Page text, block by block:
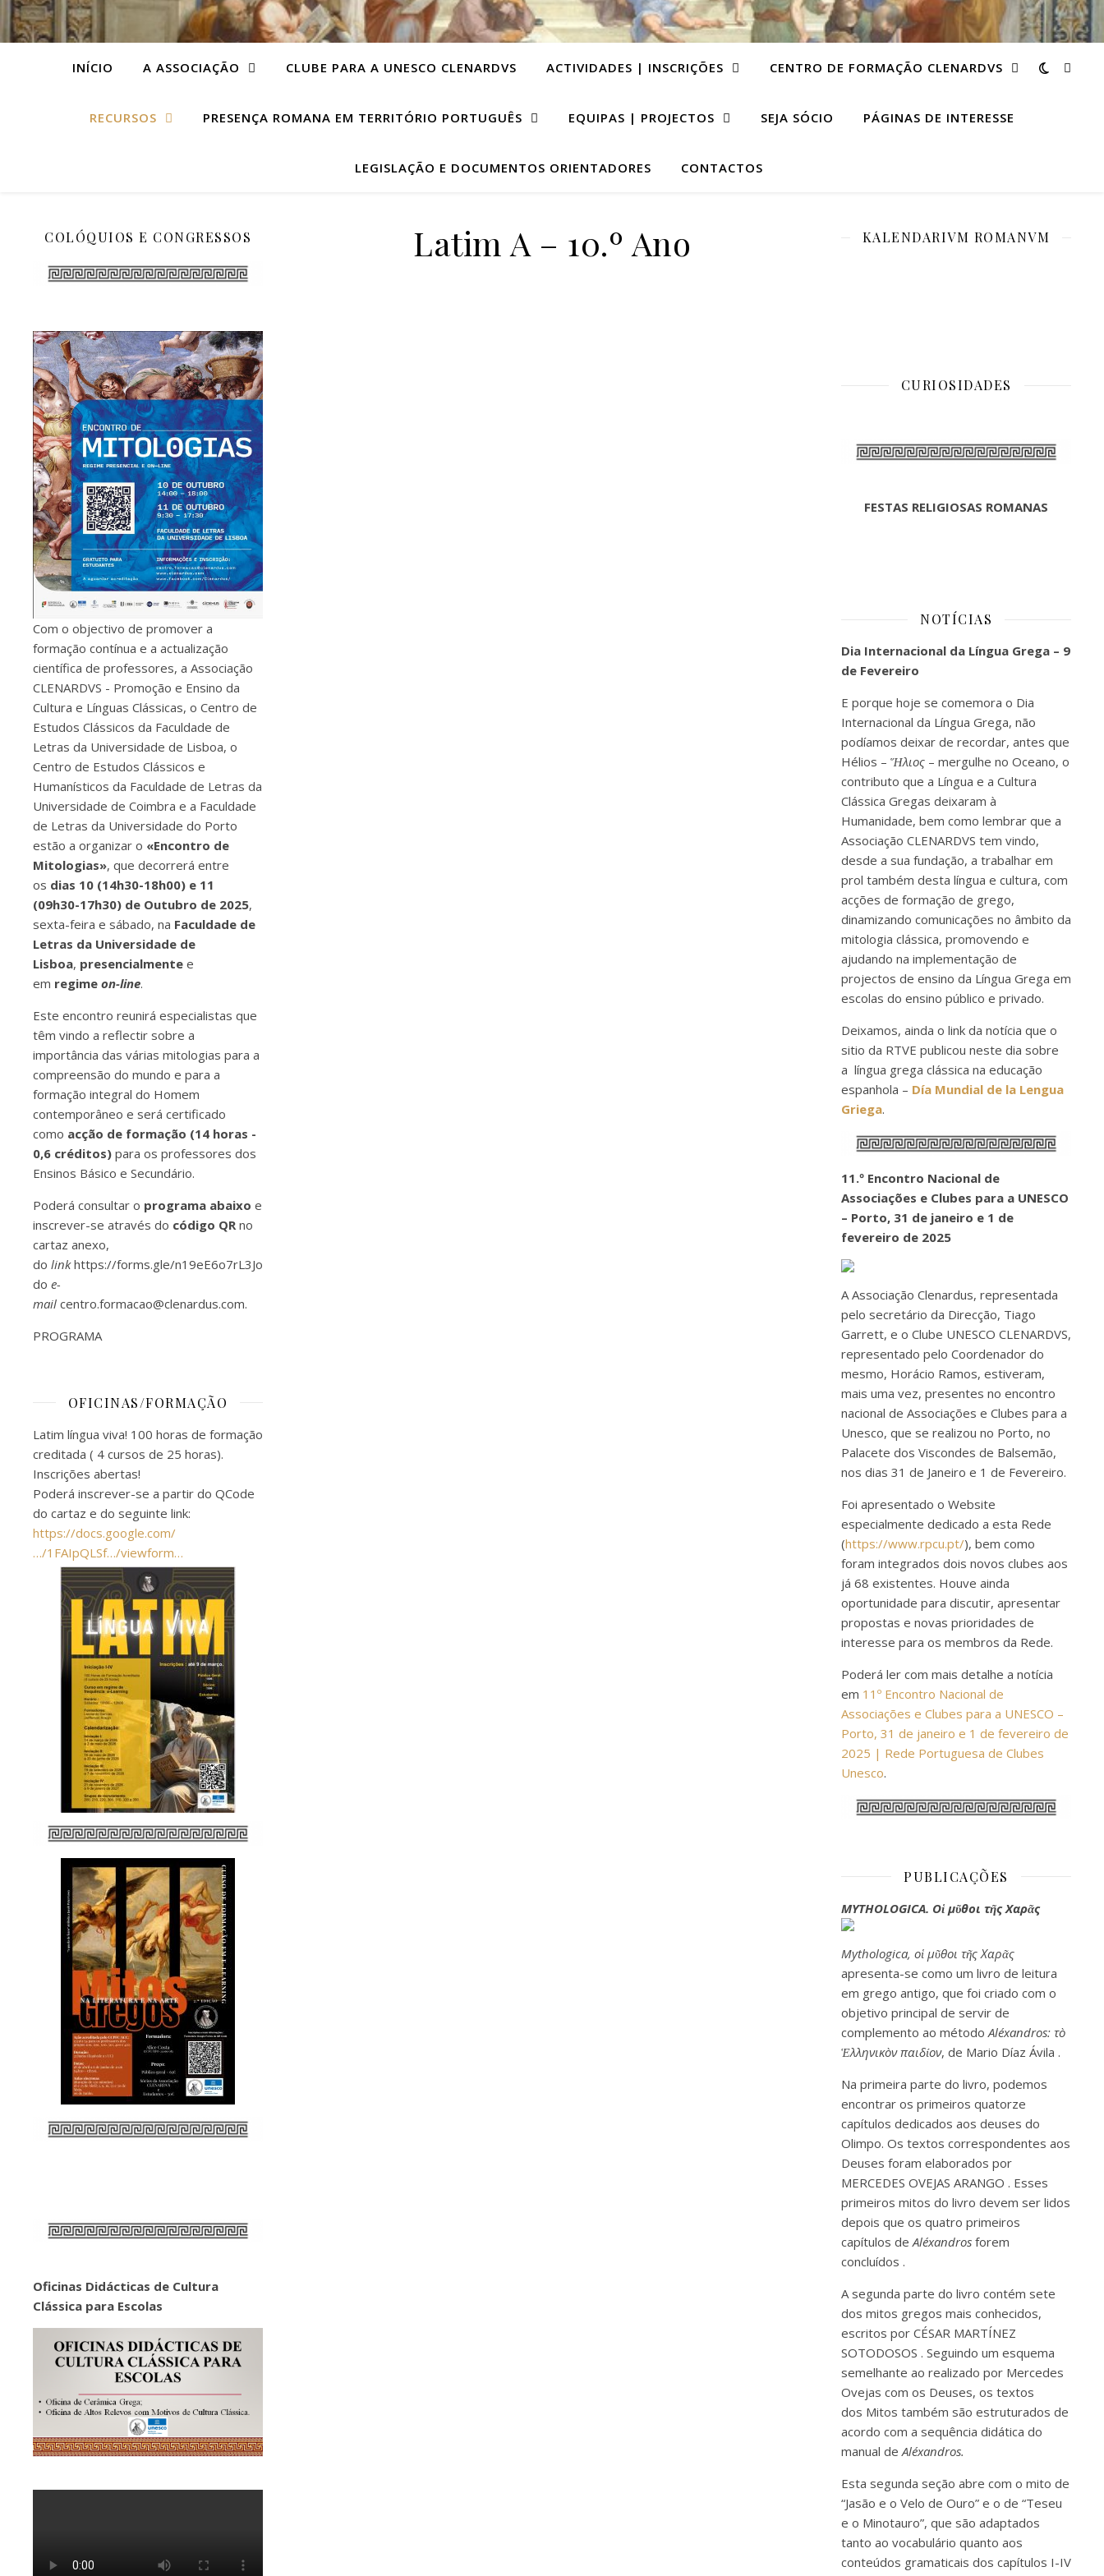
INÍCIO A ASSOCIAÇÃO CLUBE PARA A UNESCO CLENARDVS ACTIVIDADES | INSCRIÇÕES CENTRO DE FORMAÇÃO CLENARDVS
RECURSOS PRESENÇA ROMANA EM TERRITÓRIO PORTUGUÊS EQUIPAS | PROJECTOS SEJA SÓCIO PÁGINAS DE INTERESSE
LEGISLAÇÃO E DOCUMENTOS ORIENTADORES CONTACTOS
COLÓQUIOS E CONGRESSOS
Com o objectivo de promover a
formação contínua e a actualização
científica de professores, a Associação
CLENARDVS - Promoção e Ensino da
Cultura e Línguas Clássicas, o Centro de
Estudos Clássicos da Faculdade de
Letras da Universidade de Lisboa, o
Centro de Estudos Clássicos e
Humanísticos da Faculdade de Letras da
Universidade de Coimbra e a Faculdade
de Letras da Universidade do Porto
estão a organizar o «Encontro de
Mitologias», que decorrerá entre
os dias 10 (14h30-18h00) e 11
(09h30-17h30) de Outubro de 2025,
sexta-feira e sábado, na Faculdade de
Letras da Universidade de
Lisboa, presencialmente e
em regime on-line.
Este encontro reunirá especialistas que
têm vindo a reflectir sobre a
importância das várias mitologias para a
compreensão do mundo e para a
formação integral do Homem
contemporâneo e será certificado
como acção de formação (14 horas -
0,6 créditos) para os professores dos
Ensinos Básico e Secundário.
Poderá consultar o programa abaixo e
inscrever-se através do código QR no
cartaz anexo,
do linkhttps://forms.gle/n19eE6o7rL3JoQCk7
do e-
mail centro.formacao@clenardus.com.
PROGRAMA
OFICINAS/FORMAÇÃO
Latim língua viva! 100 horas de formação
creditada ( 4 cursos de 25 horas).
Inscrições abertas!
Poderá inscrever-se a partir do QCode
do cartaz e do seguinte link:
https://docs.google.com/
…/1FAIpQLSf…/viewform…
Oficinas Didácticas de Cultura
Clássica para Escolas
Latim A – 10.º Ano KALENDARIVM ROMANVM
CURIOSIDADES
FESTAS RELIGIOSAS ROMANAS
NOTÍCIAS
Dia Internacional da Língua Grega – 9
de Fevereiro
E porque hoje se comemora o Dia
Internacional da Língua Grega, não
podíamos deixar de recordar, antes que
Hélios – Ἥλιος – mergulhe no Oceano, o
contributo que a Língua e a Cultura
Clássica Gregas deixaram à
Humanidade, bem como lembrar que a
Associação CLENARDVS tem vindo,
desde a sua fundação, a trabalhar em
prol também desta língua e cultura, com
acções de formação de grego,
dinamizando comunicações no âmbito da
mitologia clássica, promovendo e
ajudando na implementação de
projectos de ensino da Língua Grega em
escolas do ensino público e privado.
Deixamos, ainda o link da notícia que o
sitio da RTVE publicou neste dia sobre
a língua grega clássica na educação
espanhola – Día Mundial de la Lengua
Griega.
11.º Encontro Nacional de
Associações e Clubes para a UNESCO
– Porto, 31 de janeiro e 1 de
fevereiro de 2025
A Associação Clenardus, representada
pelo secretário da Direcção, Tiago
Garrett, e o Clube UNESCO CLENARDVS,
representado pelo Coordenador do
mesmo, Horácio Ramos, estiveram,
mais uma vez, presentes no encontro
nacional de Associações e Clubes para a
Unesco, que se realizou no Porto, no
Palacete dos Viscondes de Balsemão,
nos dias 31 de Janeiro e 1 de Fevereiro.
Foi apresentado o Website
especialmente dedicado a esta Rede
(https://www.rpcu.pt/), bem como
foram integrados dois novos clubes aos
já 68 existentes. Houve ainda
oportunidade para discutir, apresentar
propostas e novas prioridades de
interesse para os membros da Rede.
Poderá ler com mais detalhe a notícia
em 11º Encontro Nacional de
Associações e Clubes para a UNESCO –
Porto, 31 de janeiro e 1 de fevereiro de
2025 | Rede Portuguesa de Clubes
Unesco.
PUBLICAÇÕES
MYTHOLOGICA. Οἱ μῦθοι τῆς Χαρᾶς
Mythologica, οἱ μῦθοι τῆς Χαρᾶς
apresenta-se como um livro de leitura
em grego antigo, que foi criado com o
objetivo principal de servir de
complemento ao método Aléxandros: τò
Ἑλληνικòν παιδίον, de Mario Díaz Ávila .
Na primeira parte do livro, podemos
encontrar os primeiros quatorze
capítulos dedicados aos deuses do
Olimpo. Os textos correspondentes aos
Deuses foram elaborados por
MERCEDES OVEJAS ARANGO . Esses
primeiros mitos do livro devem ser lidos
depois que os quatro primeiros
capítulos de Aléxandros forem
concluídos .
A segunda parte do livro contém sete
dos mitos gregos mais conhecidos,
escritos por CÉSAR MARTÍNEZ
SOTODOSOS . Seguindo um esquema
semelhante ao realizado por Mercedes
Ovejas com os Deuses, os textos
dos Mitos também são estruturados de
acordo com a sequência didática do
manual de Aléxandros.
Esta segunda seção abre com o mito de
“Jasão e o Velo de Ouro” e o de “Teseu
e o Minotauro”, que são adaptados
tanto ao vocabulário quanto aos
conteúdos gramaticais dos capítulos I-IV